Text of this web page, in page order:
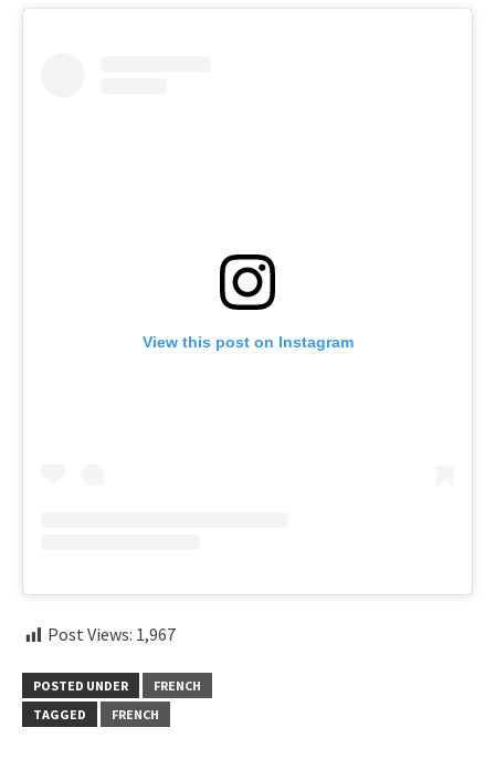
View this post on Instagram
Post Views: 1,967
POSTED UNDER
FRENCH
TAGGED
FRENCH